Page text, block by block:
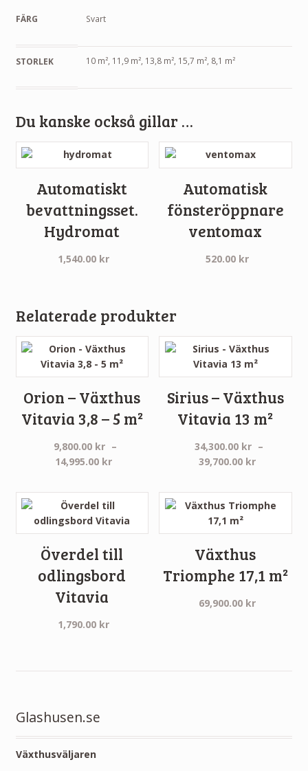
FÄRG Svart
STORLEK 10 m², 11,9 m², 13,8 m², 15,7 m², 8,1 m²
Du kanske också gillar …
Automatiskt
bevattningsset.
Hydromat
1,540.00 kr
Automatisk
fönsteröppnare
ventomax
520.00 kr
Relaterade produkter
Orion – Växthus
Vitavia 3,8 – 5 m²
9,800.00 kr –
14,995.00 kr
till
14,995.00 kr
Sirius – Växthus
Vitavia 13 m²
34,300.00 kr –
39,700.00 kr
till
39,700.00
Överdel till
odlingsbord
Vitavia
1,790.00 kr
Växthus
Triomphe 17,1 m²
69,900.00 kr
Glashusen.se
Växthusväljaren